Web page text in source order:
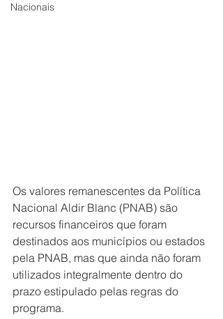
Nacionais
Os valores remanescentes da Política
Nacional Aldir Blanc (PNAB) são
recursos financeiros que foram
destinados aos municípios ou estados
pela PNAB, mas que ainda não foram
utilizados integralmente dentro do
prazo estipulado pelas regras do
programa.